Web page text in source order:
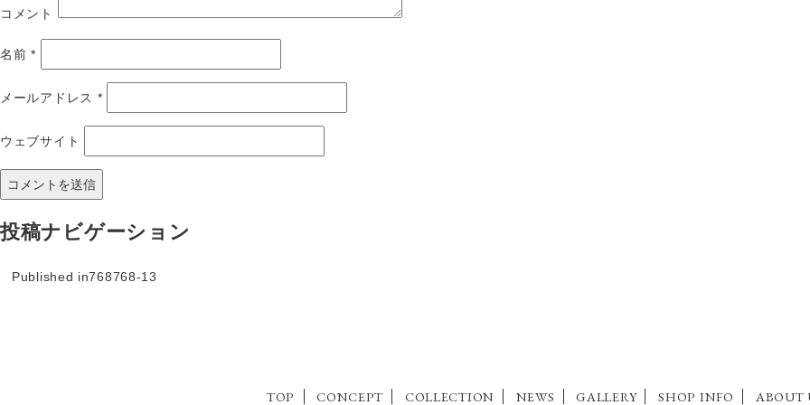
コメント
名前*
メールアドレス *
ウェブサイト
投稿ナビゲーション
Published in768768-13
TOP CONCEPT COLLECTION NEWS GALLERY SHOP INFO ABOUT